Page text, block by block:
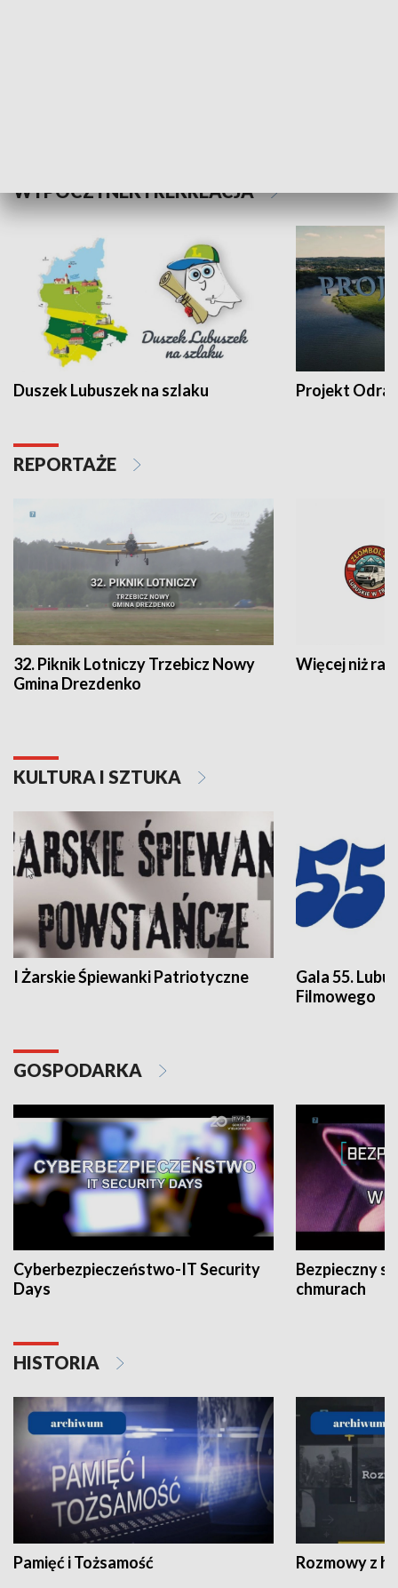
WYPOCZYNEK I REKREACJA
Duszek Lubuszek na szlaku Projekt Odra
REPORTAŻE
32. Piknik Lotniczy Trzebicz Nowy
Gmina Drezdenko
Więcej niż rajd
KULTURA I SZTUKA
I Żarskie Śpiewanki Patriotyczne
Gala 55.
Filmowego
GOSPODARKA
Cyberbezpieczeństwo-IT Security
Days
Bezpieczny
chmurach
HISTORIA
Pamięć i Tożsamość Rozmowy z